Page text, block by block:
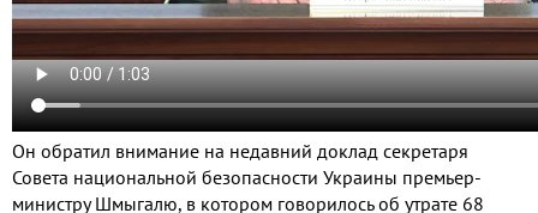
Он обратил внимание на недавний доклад секретаря
Совета национальной безопасности Украины премьер-
министру Шмыгалю, в котором говорилось об утрате 68